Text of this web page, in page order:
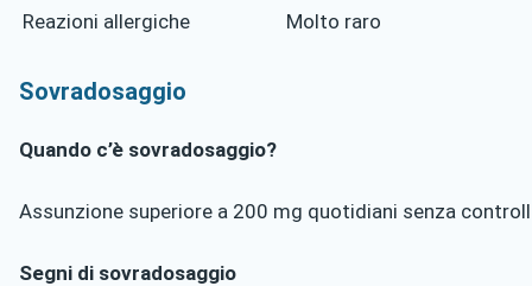
Reazioni allergiche
Molto raro
Sovradosaggio
Quando c’è sovradosaggio?
Assunzione superiore a 200 mg quotidiani senza
Segni di sovradosaggio